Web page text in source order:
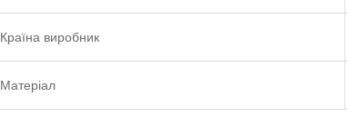
Країна виробник
Матеріал